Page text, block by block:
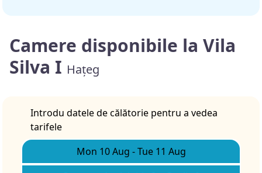
Camere disponibile la Vila
Silva I Hațeg
Introdu datele de călătorie pentru a vedea
tarifele
Mon 10 Aug -Tue 11 Aug